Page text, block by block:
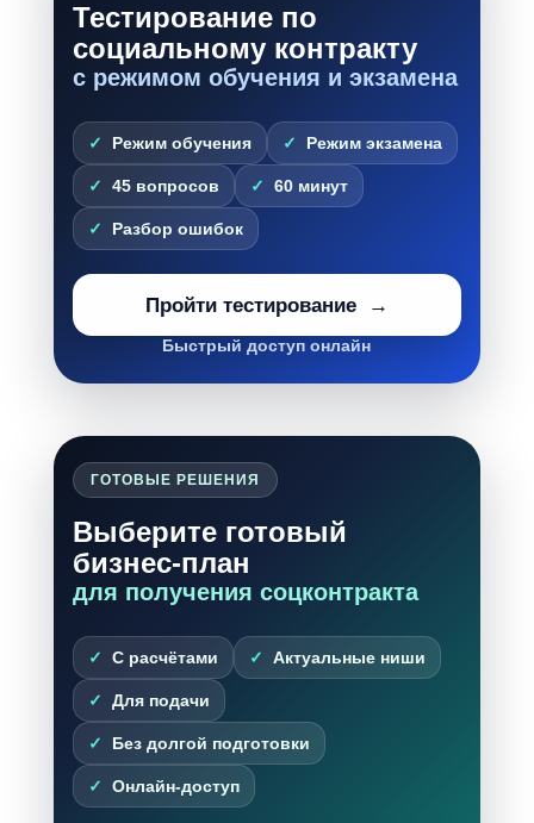
Тестирование по
социальному контракту
с режимом обучения и экзамена
Режим обучения Режим экзамена
45 вопросов 60 минут
Разбор ошибок
Пройти тестирование
Быстрый доступ онлайн
ГОТОВЫЕ РЕШЕНИЯ
Выберите готовый
бизнес-план
для получения соцконтракта
С расчётами Актуальные ниши
Для подачи
Без долгой подготовки
Онлайн-доступ